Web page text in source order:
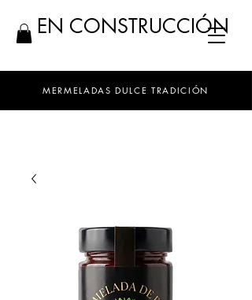
EN CONSTRUCCIÓN
MERMELADAS DULCE TRADICIÓN